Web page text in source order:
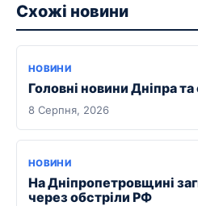
Схожі новини
НОВИНИ
Головні новини Дніпра
8 Серпня, 2026
НОВИНИ
На Дніпропетровщині
через обстріли РФ